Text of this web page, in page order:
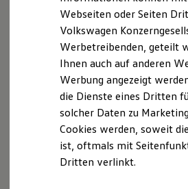
Schnittstellen zu
Hybridautos
Marke und Erlebnis
Volkswagen R und R
R-Modelle
R Experience
Driving Experience
Volkswagen entdecken
Werkbesichtigung
Factory visit
T-Roc Kollektion
Golf Kollektion
Nürnberger Str. 95
95448 Bayreuth - Germany
Handelsregister
Amtsgericht Bayreuth HRB-Nr.:
Hinweis gemäß § 36
Unsere Firma wird nicht an einem
Streitbeilegungsverfahren vor
Verbraucherschlichtungsstelle im
Webseiten oder Seiten
Volkswagen
Werbetreibenden, geteilt
Ihnen auch auf anderen
Werbung angezeigt
die Dienste eines Dritten
solcher Daten zu
Cookies werden, soweit
ist, oftmals mit
Dritten verlinkt.